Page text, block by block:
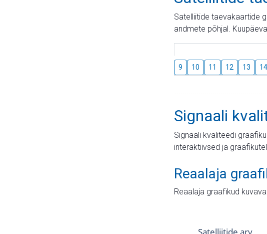
Satelliitide taevakaartide
andmete põhjal.
9 10 11 12 13 14
Signaali
Signaali kvaliteedi
interaktiivsed ja
Reaalaja
Reaalaja graafikud